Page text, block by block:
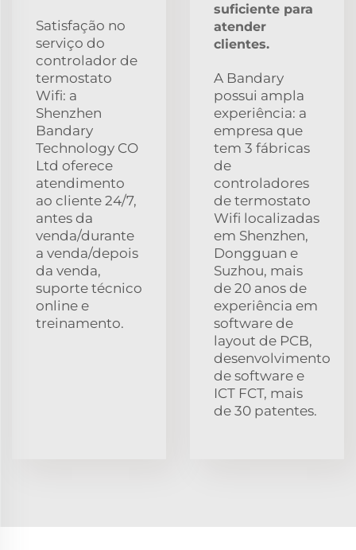
Satisfação no
serviço do
controlador de
termostato
Wifi: a
Shenzhen
Bandary
Technology CO
Ltd oferece
atendimento
ao cliente 24/7,
antes da
venda/durante
a venda/depois
da venda,
suporte técnico
online e
treinamento.
suficiente para
atender
clientes.
A Bandary
possui ampla
experiência: a
empresa que
tem 3 fábricas
de
controladores
de termostato
Wifi localizadas
em Shenzhen,
Dongguan e
Suzhou, mais
de 20 anos de
experiência em
software de
layout de PCB,
desenvolvimento
de software e
ICT FCT, mais
de 30 patentes.